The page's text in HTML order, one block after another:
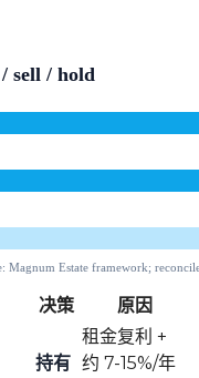
决策 原因
持有
租金复利 +
约 7-15%/年